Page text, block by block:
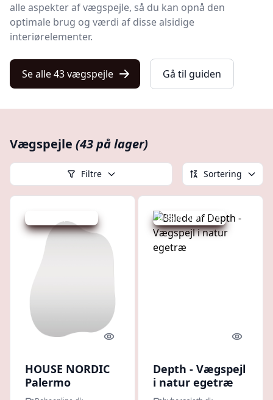
alle aspekter af vægspejle, så du kan opnå den
optimale brug og værdi af disse alsidige
interiørelementer.
Se alle 43 vægspejle Gå til guiden
Vægspejle (43 på lager)
Filtre Sortering
Quick look
HOUSE NORDIC
Palermo
vægspejl,
Udsalg - spar 25 %
Quick
Depth - Vægspejl
i natur egetræ